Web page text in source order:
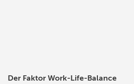
Der Faktor Work-Life-Balance